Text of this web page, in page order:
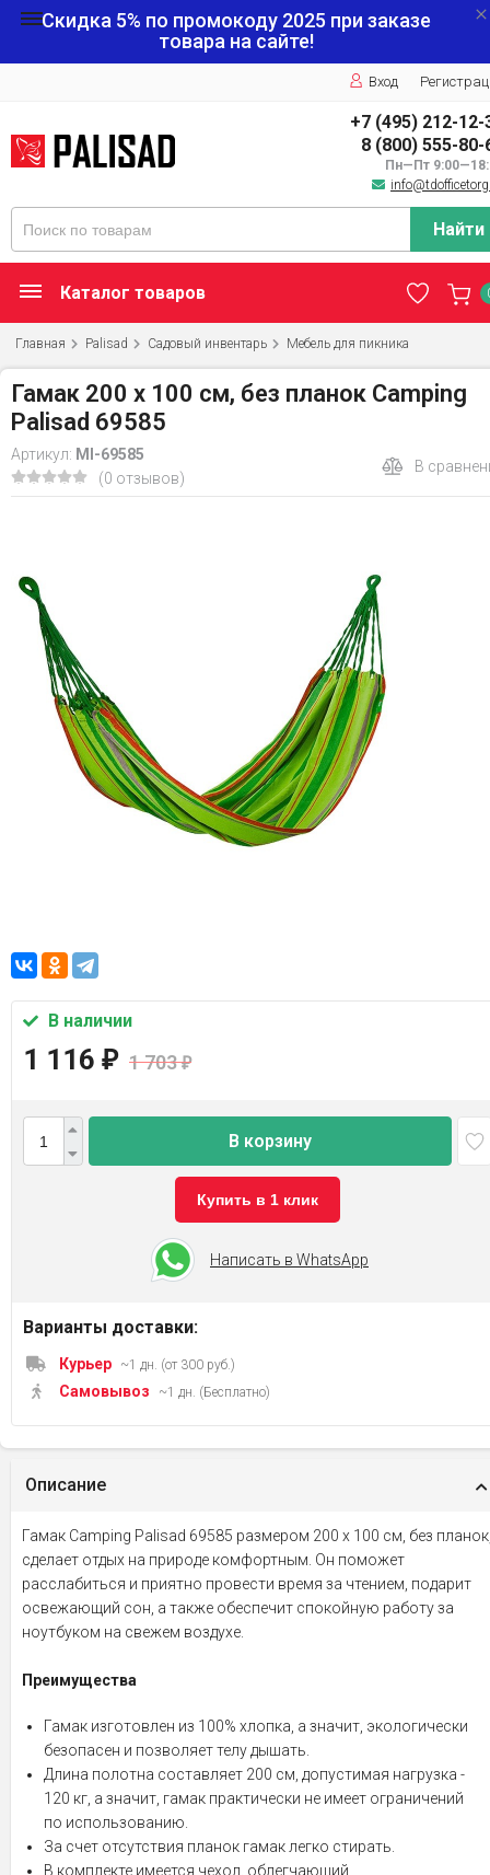
Скидка 5% по промокоду 2025 при заказе
товара на сайте!
Вход
+7 (495) 212-12-
8 (800) 555-80-
Пн—Пт
Найти
Каталог товаров
Главная Palisad Садовый инвентарь Мебель для пикника
Гамак 200 х 100 см, без планок Camping
Palisad 69585
Артикул: MI-69585
(0 отзывов)
В
В наличии
1 116 ₽ 1 703₽
В корзину
Купить в 1 клик
Написать в WhatsApp
Варианты доставки:
Курьер ~1 дн. (от 300 руб.)
Самовывоз ~1 дн. (Бесплатно)
Описание
Гамак Camping Palisad 69585 размером 200 х 100 см, без
сделает отдых на природе комфортным. Он поможет
расслабиться и приятно провести время за чтением, подарит
освежающий сон, а также обеспечит спокойную работу за
ноутбуком на свежем воздухе.
Преимущества
Гамак изготовлен из 100% хлопка, а значит, экологически
безопасен и позволяет телу дышать.
Длина полотна составляет 200 см, допустимая нагрузка -
120 кг, а значит, гамак практически не имеет ограничений
по использованию.
За счет отсутствия планок гамак легко стирать.
В комплекте имеется чехол, облегчающий